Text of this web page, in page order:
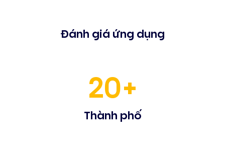
Đánh giá ứng dụng
20+
Thành phố